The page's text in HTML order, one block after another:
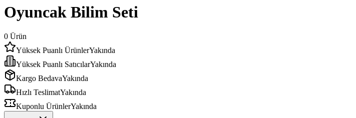
Oyuncak Bilim Seti
0 Ürün
Yüksek Puanlı ÜrünlerYakında
Yüksek Puanlı SatıcılarYakında
Kargo BedavaYakında
Hızlı TeslimatYakında
Kuponlu ÜrünlerYakında